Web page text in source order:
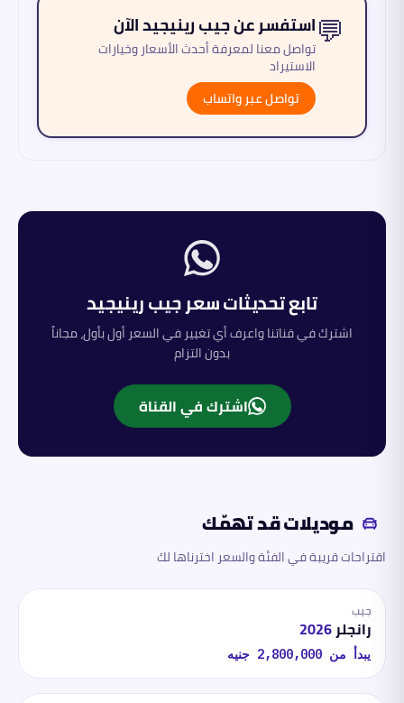
💬استفسر عن جيب رينيجيد الآن
تواصل معنا لمعرفة أحدث الأسعار وخيارات
الاستيراد
تواصل عبر واتساب
تابع تحديثات سعرجيبرينيجيد
اشترك في قناتنا واعرف أي تغيير في السعر أول بأول، مجاناً
بدون التزام
اشترك في القناة
موديلات قد تهمّك
اقتراحات قريبة في الفئة والسعر اخترناها لك
جيب
رانجلر2026
يبدأ من 2,800,000 جنيه